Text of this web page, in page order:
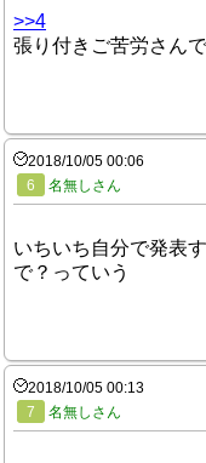
>>4
張り付きご苦労さんで
2018/10/05 00:06
6
名無しさん
いちいち自分で発表
で？っていう
2018/10/05 00:13
7
名無しさん